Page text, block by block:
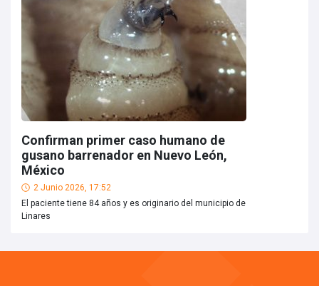
Confirman primer caso humano de
gusano barrenador en Nuevo León,
México
2 Junio 2026, 17:52
El paciente tiene 84 años y es originario del municipio de
Linares